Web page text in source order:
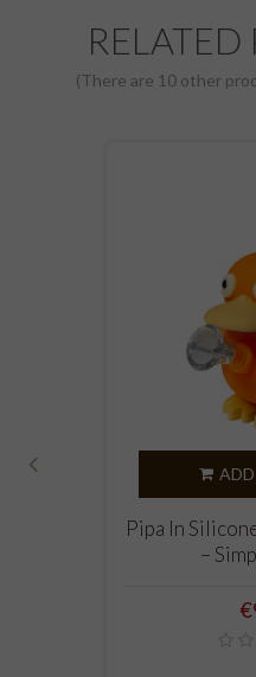
(There are 10 other
Pipa In
–